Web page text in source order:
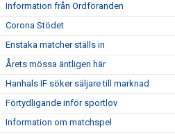
Information från Ordföranden
Corona Stödet
Enstaka matcher ställs in
Årets mössa äntligen här
Hanhals IF söker säljare till marknad
Förtydligande inför sportlov
Information om matchspel